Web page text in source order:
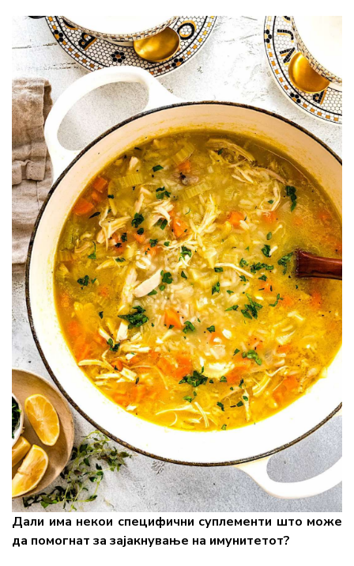
Дали има некои специфични суплементи што може
да помогнат за зајакнување на имунитетот?